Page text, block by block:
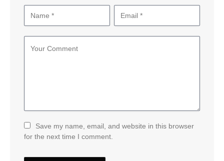
Save my name, email, and website in this browser
for the next time I comment.